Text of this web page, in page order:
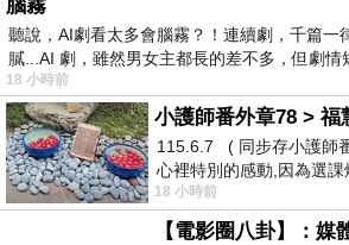
腦霧
聽說，AI劇看太多會腦霧？！連續劇，千篇一
膩...AI 劇，雖然男女主都長的差不多，但劇情
18 小時前
115.6.7 ( 同步存小護師
心裡特別的感動,因為選
智課的她,特來傾
18 小時前